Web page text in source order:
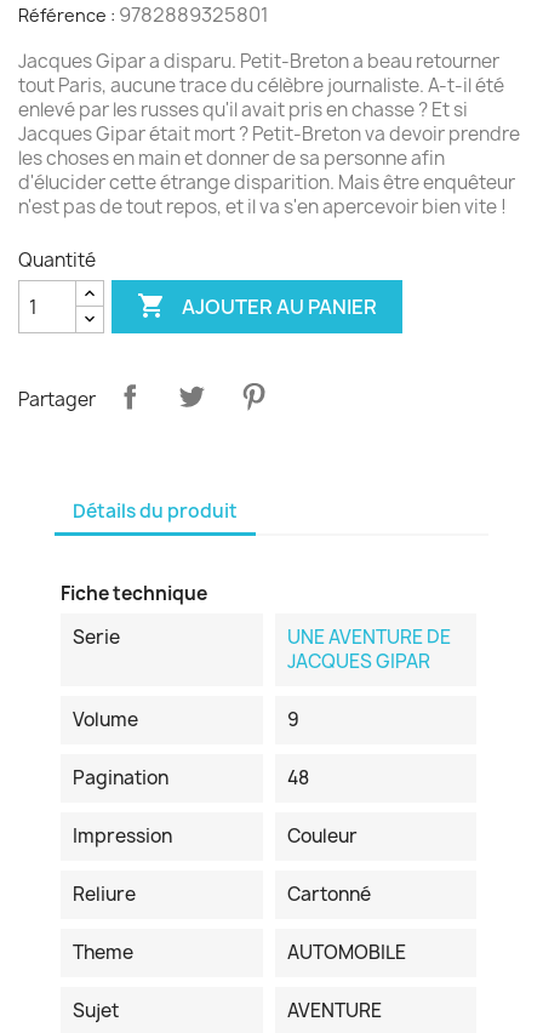
Référence : 9782889325801
Jacques Gipar a disparu. Petit-Breton a beau retourner
tout Paris, aucune trace du célèbre journaliste. A-t-il été
enlevé par les russes qu'il avait pris en chasse ? Et si
Jacques Gipar était mort ? Petit-Breton va devoir prendre
les choses en main et donner de sa personne afin
d'élucider cette étrange disparition. Mais être enquêteur
n'est pas de tout repos, et il va s'en apercevoir bien vite !
Quantité
 AJOUTER AU PANIER
Partager
Détails du produit
Fiche technique
Serie
UNE AVENTURE DE
JACQUES GIPAR
Volume 9
Pagination 48
Impression Couleur
Reliure Cartonné
Theme AUTOMOBILE
Sujet AVENTURE